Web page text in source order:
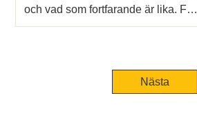
och vad som fortfarande är lika. F…
Nästa